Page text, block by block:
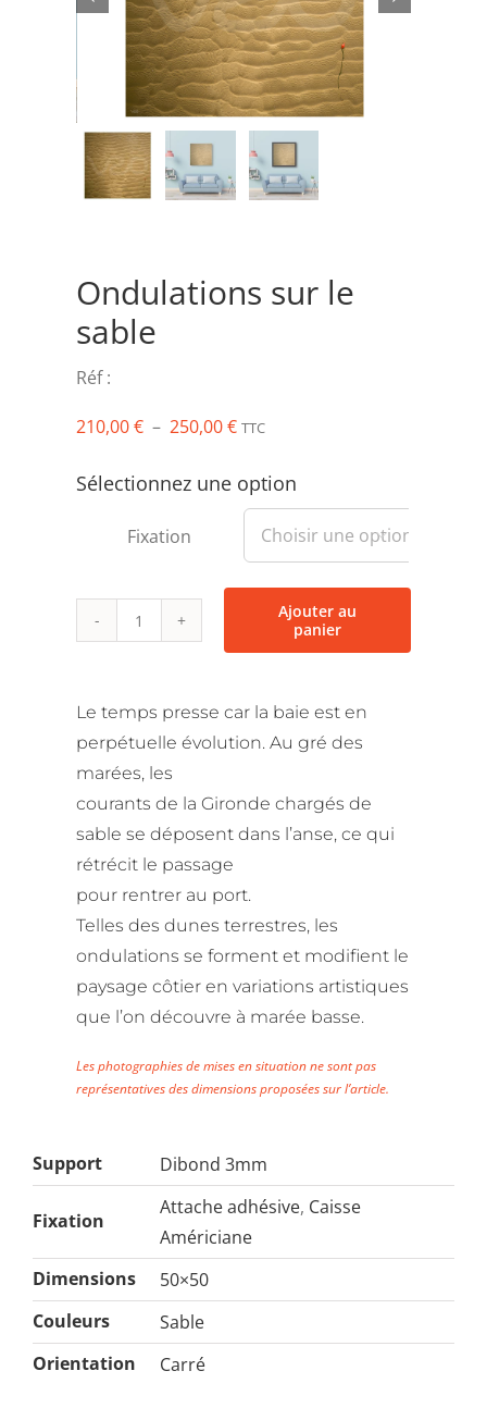
Rechercher:
Ondulations sur le
sable
Réf :
210,00€ – 250,00€Plage
prix :
210,00 €
250,00 €
TTC
Sélectionnez une option
Fixation 
quantité
sur
le
sable
Ajouter au
panier
Le temps presse car la baie est en
perpétuelle évolution. Au gré des
marées, les
courants de la Gironde chargés de
sable se déposent dans l’anse, ce qui
rétrécit le passage
pour rentrer au port.
Telles des dunes terrestres, les
ondulations se forment et modifient le
paysage côtier en variations artistiques
que l’on découvre à marée basse.
Les photographies de mises en situation ne sont pas
représentatives des dimensions proposées sur l’article.
Support Dibond 3mm
Fixation
Attache adhésive, Caisse
Américiane
Dimensions
50×50
Couleurs
Sable
Orientation
Carré